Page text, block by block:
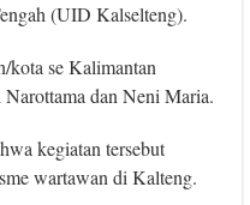
(UID Kalselteng).
kota se Kalimantan
dan Neni Maria.
kegiatan tersebut
wartawan di Kalteng.